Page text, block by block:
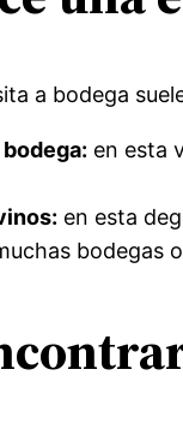
a bodega
en esta
en esta
bodegas